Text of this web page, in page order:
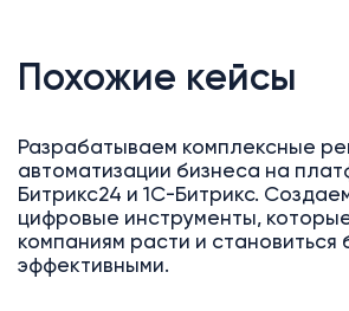
Похожие кейсы
Разрабатываем комплексные
автоматизации бизнеса на
Битрикс24 и 1С-Битрикс.
цифровые инструменты,
компаниям расти и становиться
эффективными.